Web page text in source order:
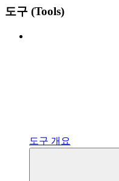
도구 (Tools)
도구 개요